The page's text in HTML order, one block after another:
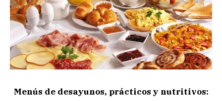
Menús de desayunos, prácticos y nutritivos: